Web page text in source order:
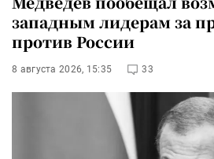
западным лидерам за
против России
8 августа 2026, 15:35 33